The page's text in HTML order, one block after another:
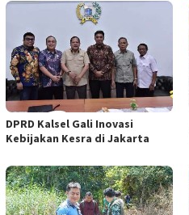
DPRD Kalsel Gali Inovasi
Kebijakan Kesra di Jakarta